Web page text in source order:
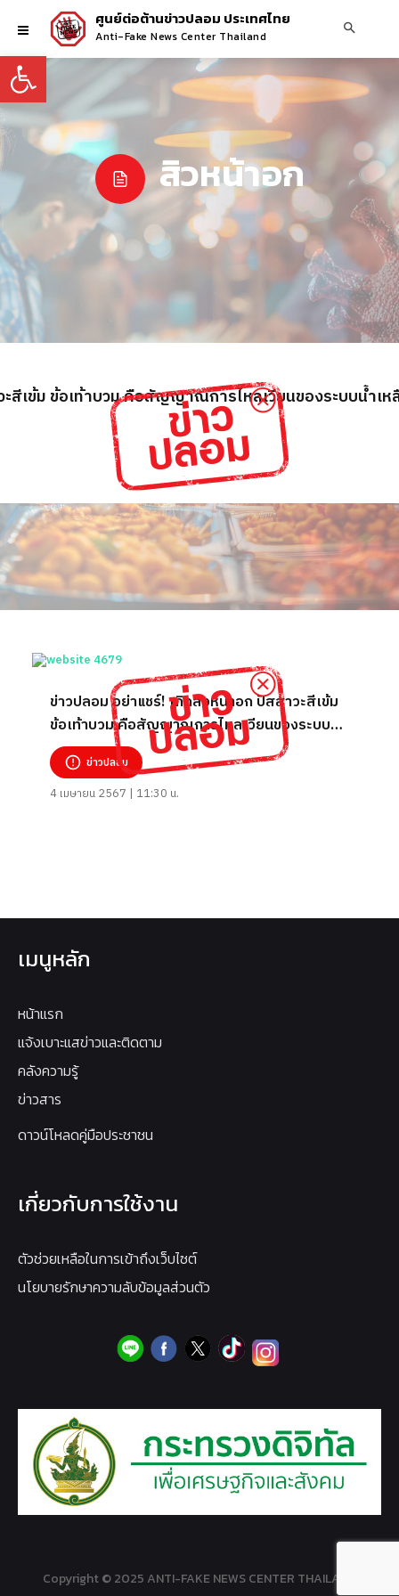
Open toolbar
ศูนย์ต่อต้านข่าวปลอม ประเทศไทย
Anti-Fake News Center Thailand
สิวหน้าอก
สีเข้ม ข้อเท้าบวม คือสัญญาณการไหลเวียนของระบบน้ำเ
ข่าวปลอม อย่าแชร์! เกิดสิวหน้าอก ปัสสาวะสีเข้ม
ข้อเท้าบวม คือสัญญาณการไหลเวียนของระบบน้ำ
เหลืองมีปัญหา
ข่าวปลอม
4 เมษายน 2567 | 11:30 น.
เมนูหลัก
หน้าแรก
แจ้งเบาะแสข่าวและติดตาม
คลังความรู้
ข่าวสาร
ดาวน์โหลดคู่มือประชาชน
เกี่ยวกับการใช้งาน
ตัวช่วยเหลือในการเข้าถึงเว็บไซต์
นโยบายรักษาความลับข้อมูลส่วนตัว
Copyright © 2025 ANTI-FAKE NEWS CENTER THAILAND